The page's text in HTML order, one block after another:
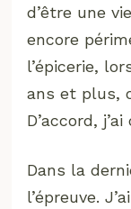
d’être une
encore
l’épicerie,
ans et plus,
D’accord,
Dans la
l’épreuve.